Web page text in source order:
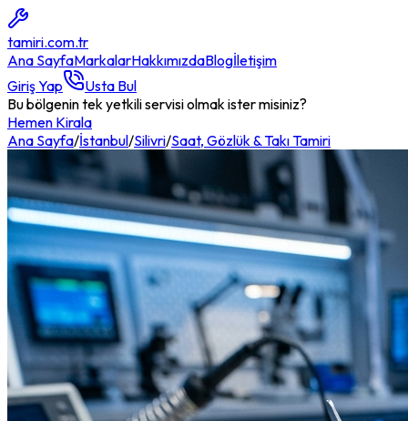
tamiri.com.tr
Ana SayfaMarkalarHakkımızdaBlogİletişim
Giriş Yap
Usta Bul
Bu bölgenin tek yetkili servisi olmak ister misiniz?
Hemen Kirala
Ana Sayfa/İstanbul/Silivri/Saat, Gözlük & Takı Tamiri